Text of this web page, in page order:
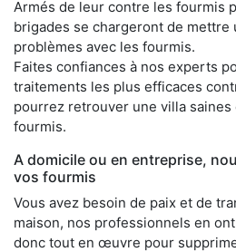
Armés de leur contre les fourmis
brigades se chargeront de mettre
problèmes avec les fourmis.
Faites confiances à nos experts
traitements les plus efficaces
pourrez retrouver une villa saines
fourmis.
A domicile ou en entreprise,
vos fourmis
Vous avez besoin de paix et de
maison, nos professionnels en
donc tout en œuvre pour